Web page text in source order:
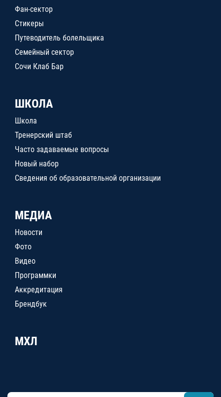
Фан-сектор
Стикеры
Путеводитель болельщика
Семейный сектор
Сочи Клаб Бар
ШКОЛА
Школа
Тренерский штаб
Часто задаваемые вопросы
Новый набор
Сведения об образовательной организации
МЕДИА
Новости
Фото
Видео
Программки
Аккредитация
Брендбук
МХЛ